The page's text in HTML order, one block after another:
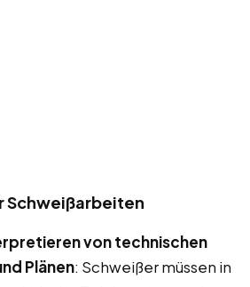
Schweißarbeiten
von technischen
Plänen: Schweißer müssen in